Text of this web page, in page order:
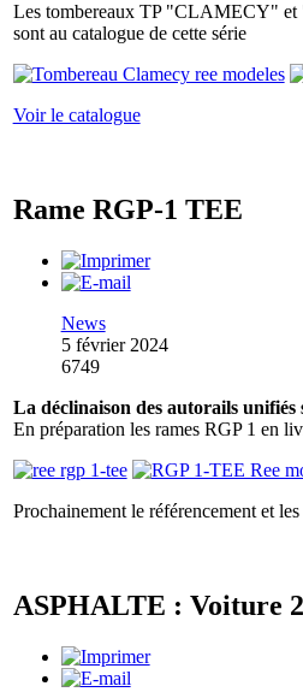
Les tombereaux TP "CLAMECY"
sont au catalogue de cette série
Voir le catalogue
Rame RGP-1 TEE
News
5 février 2024
6749
La déclinaison des autorails unifiés
En préparation les rames RGP 1 en
Prochainement le référencement et
ASPHALTE : Voiture